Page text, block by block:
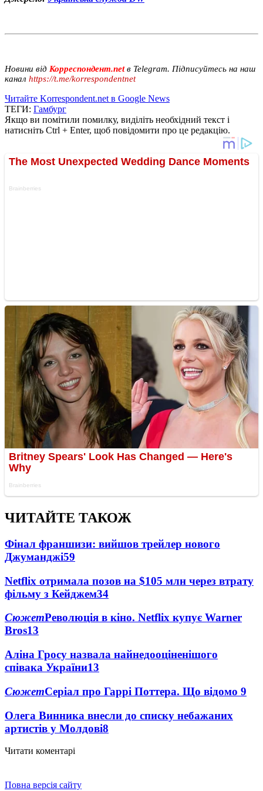
Новини від Корреспондент.netв Telegram. Підписуйтесь на наш
канал https://t.me/korrespondentnet
Читайте Korrespondent.net в Google News
ТЕГИ: Гамбург
Якщо ви помітили помилку, виділіть необхідний текст і
натисніть Ctrl + Enter, щоб повідомити про це редакцію.
ЧИТАЙТЕ ТАКОЖ
Фінал франшизи: вийшов трейлер нового
Джуманджі59
Netflix отримала позов на $105 млн через втрату
фільму з Кейджем34
СюжетРеволюція в кіно. Netflix купує Warner
Bros13
Аліна Гросу назвала найнедооціненішого
співака України13
СюжетСеріал про Гаррі Поттера. Що відомо 9
Олега Винника внесли до списку небажаних
артистів у Молдові8
Читати коментарі
Повна версія сайту